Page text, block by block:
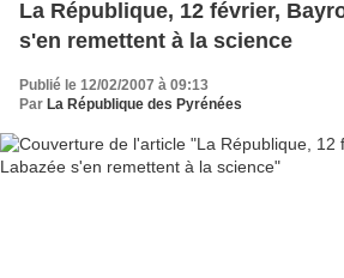
La République, 12 février,
s'en remettent à la science
Publié le 12/02/2007 à 09:13
Par La République des Pyrénées